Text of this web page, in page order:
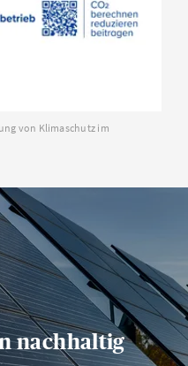
von Klimaschutz im
nachhaltig